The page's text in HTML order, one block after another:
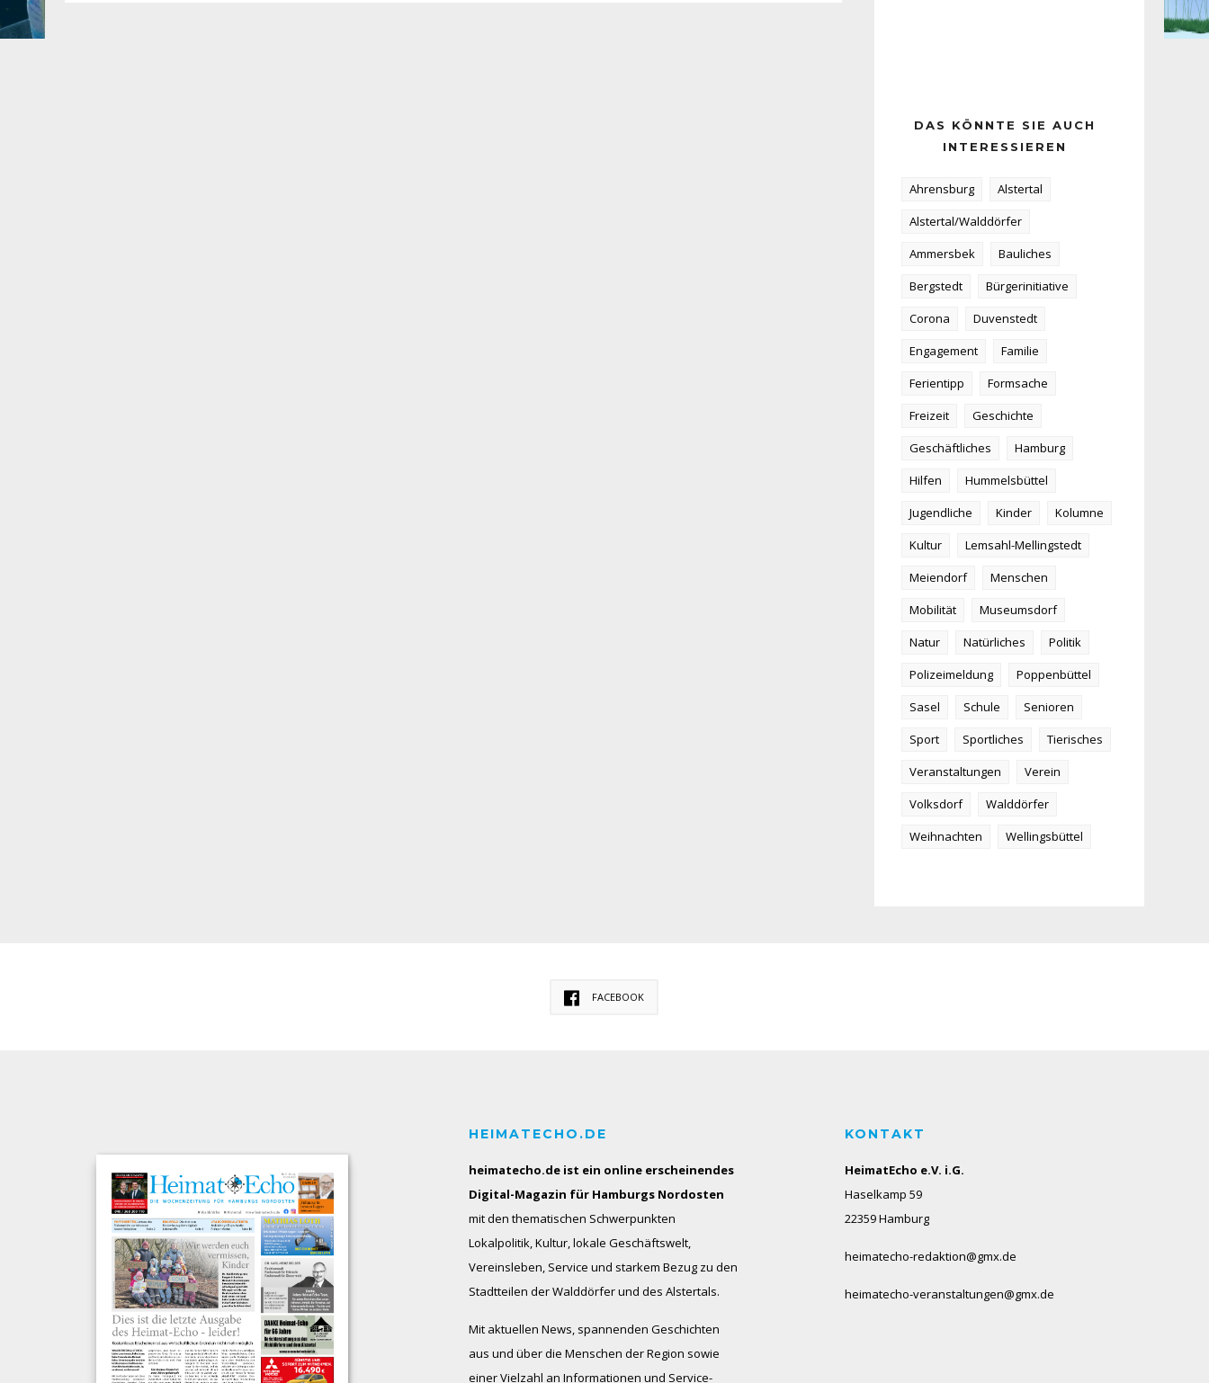
DAS KÖNNTE SIE AUCH
INTERESSIEREN
Ahrensburg
Alstertal
Alstertal/Walddörfer
Ammersbek
Bauliches
Bergstedt
Bürgerinitiative
Corona
Duvenstedt
Engagement
Familie
Ferientipp
Formsache
Freizeit
Geschichte
Geschäftliches
Hamburg
Hilfen
Hummelsbüttel
Jugendliche
Kinder
Kolumne
Kultur
Lemsahl-Mellingstedt
Meiendorf
Menschen
Mobilität
Museumsdorf
Natur
Natürliches
Politik
Polizeimeldung
Poppenbüttel
Sasel
Schule
Senioren
Sport
Sportliches
Tierisches
Veranstaltungen
Verein
Volksdorf
Walddörfer
Weihnachten
Wellingsbüttel
FACEBOOK
HEIMATECHO.DE
heimatecho.de ist ein online erscheinendes
Digital-Magazin für Hamburgs Nordosten
mit den thematischen Schwerpunkten
Lokalpolitik, Kultur, lokale Geschäftswelt,
Vereinsleben, Service und starkem Bezug zu den
Stadtteilen der Walddörfer und des Alstertals.
Mit aktuellen News, spannenden Geschichten
aus und über die Menschen der Region sowie
einer Vielzahl an Informationen und Service-
KONTAKT
HeimatEcho e.V. i.G.
Haselkamp 59
22359 Hamburg
heimatecho-redaktion@gmx.de
heimatecho-veranstaltungen@gmx.de